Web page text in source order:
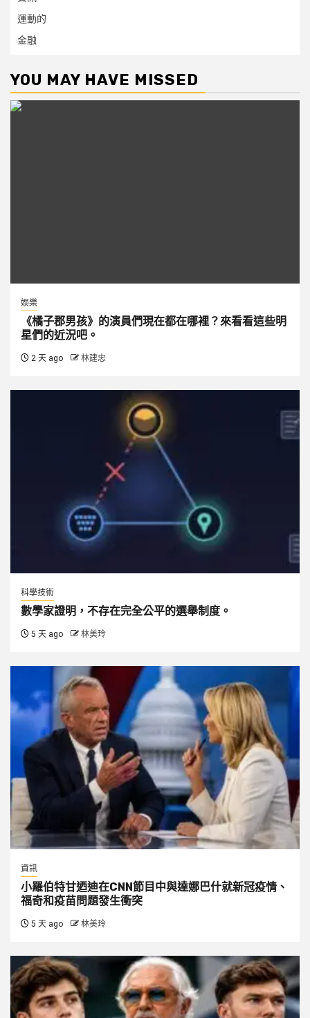
運動的
金融
YOU MAY HAVE MISSED
娛樂
《橘子郡男孩》的演員們現在都在哪裡？來看看這些明
星們的近況吧。
2 天 ago 林建忠
科學技術
數學家證明，不存在完全公平的選舉制度。
5 天 ago 林美玲
資訊
小羅伯特甘迺迪在CNN節目中與達娜巴什就新冠疫情、
福奇和疫苗問題發生衝突
5 天 ago 林美玲